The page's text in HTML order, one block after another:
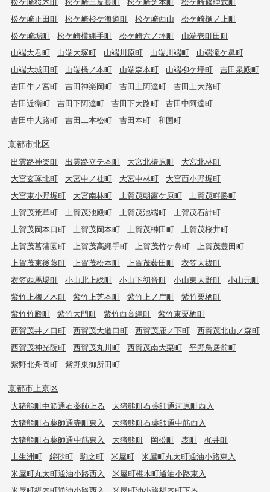
松ケ崎正田町
松ケ崎杉ケ海道町 松ケ崎西山
松ケ崎樋ノ上町
松ケ崎堀町
松ケ崎横縄手町 松ケ崎六ノ坪町
山端壱町田町
山端大君町
山端大塚町 山端川原町 山端川端町
山端滝ケ鼻町
山端大城田町
山端橋ノ本町 山端森本町 山端柳ケ坪町
吉田泉殿町
吉田牛ノ宮町
吉田神楽岡町 吉田上阿達町
吉田上大路町
吉田近衛町
吉田下阿達町 吉田下大路町
吉田中阿達町
吉田中大路町
吉田二本松町 吉田本町 和国町
京都市北区
出雲路神楽町 出雲路立テ本町 大宮北椿原町
大宮北林町
大宮玄琢北町
大宮中ノ社町 大宮中林町
大宮西小野堀町
大宮東小野堀町
大宮南林町 上賀茂朝露ケ原町
上賀茂畔勝町
上賀茂荒草町
上賀茂池殿町 上賀茂池端町
上賀茂石計町
上賀茂岡本口町
上賀茂岡本町 上賀茂榊田町
上賀茂桜井町
上賀茂菖蒲園町
上賀茂高縄手町 上賀茂竹ケ鼻町
上賀茂豊田町
上賀茂東後藤町
上賀茂松本町 上賀茂薮田町
衣笠大祓町
衣笠西馬場町
小山北上総町 小山下初音町 小山東大野町
小山元町
紫竹上梅ノ木町
紫竹上芝本町 紫竹上ノ岸町
紫竹栗栖町
紫竹竹殿町
紫竹大門町 紫竹西高縄町
紫竹東栗栖町
西賀茂井ノ口町
西賀茂大道口町 西賀茂鹿ノ下町
西賀茂北山ノ森町
西賀茂神光院町
西賀茂丸川町 西賀茂南大栗町
平野鳥居前町
紫野北舟岡町
紫野東御所田町
京都市上京区
大猪熊町中筋通石薬師上る
大猪熊町石薬師通河原町西入
大猪熊町石薬師通寺町東入
大猪熊町石薬師通中筋西入
大猪熊町石薬師通中筋東入
大猪熊町 岡松町 表町
梶井町
上生洲町
錦砂町 駒之町 米屋町
米屋町丸太町通油小路東入
米屋町丸太町通油小路西入
米屋町椹木町通油小路東入